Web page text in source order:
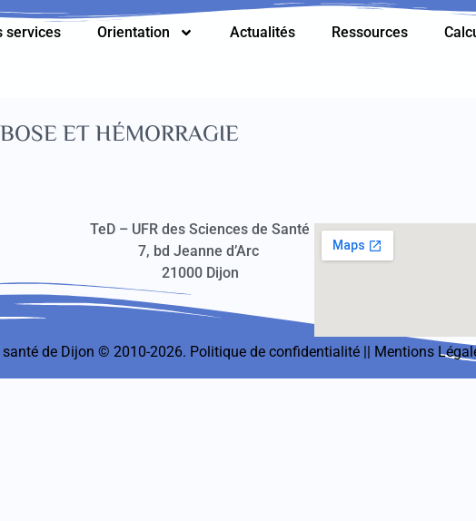
services Orientation Actualités Ressources
ET HÉMORRAGIE
TeD – UFR des Sciences de Santé
7, bd Jeanne d’Arc
21000 Dijon
de Dijon © 2010-2026. Politique de confidentialité Mentions